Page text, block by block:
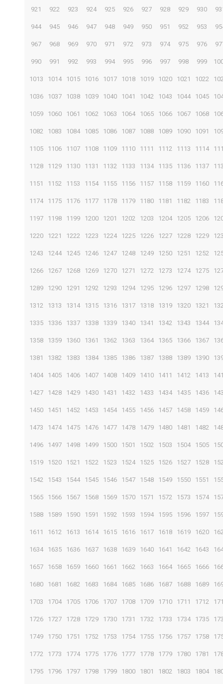
921 922 923 924 925 926 927 928 929 930
944 945 946 947 948 949 950 951 952 953
967 968 969 970 971 972 973 974 975 976
990 991 992 993 994 995 996 997 998 999
1013 1014 1015 1016 1017 1018 1019 1020 1021 1022
1036 1037 1038 1039 1040 1041 1042 1043 1044 1045
1059 1060 1061 1062 1063 1064 1065 1066 1067 1068
1082 1083 1084 1085 1086 1087 1088 1089 1090 1091
1105 1106 1107 1108 1109 1110 1111 1112 1113 1114
1128 1129 1130 1131 1132 1133 1134 1135 1136 1137
1151 1152 1153 1154 1155 1156 1157 1158 1159 1160
1174 1175 1176 1177 1178 1179 1180 1181 1182 1183
1197 1198 1199 1200 1201 1202 1203 1204 1205 1206
1220 1221 1222 1223 1224 1225 1226 1227 1228 1229
1243 1244 1245 1246 1247 1248 1249 1250 1251 1252
1266 1267 1268 1269 1270 1271 1272 1273 1274 1275
1289 1290 1291 1292 1293 1294 1295 1296 1297 1298
1312 1313 1314 1315 1316 1317 1318 1319 1320 1321
1335 1336 1337 1338 1339 1340 1341 1342 1343 1344
1358 1359 1360 1361 1362 1363 1364 1365 1366 1367
1381 1382 1383 1384 1385 1386 1387 1388 1389 1390
1404 1405 1406 1407 1408 1409 1410 1411 1412 1413
1427 1428 1429 1430 1431 1432 1433 1434 1435 1436
1450 1451 1452 1453 1454 1455 1456 1457 1458 1459
1473 1474 1475 1476 1477 1478 1479 1480 1481 1482
1496 1497 1498 1499 1500 1501 1502 1503 1504 1505
1519 1520 1521 1522 1523 1524 1525 1526 1527 1528
1542 1543 1544 1545 1546 1547 1548 1549 1550 1551
1565 1566 1567 1568 1569 1570 1571 1572 1573 1574
1588 1589 1590 1591 1592 1593 1594 1595 1596 1597
1611 1612 1613 1614 1615 1616 1617 1618 1619 1620
1634 1635 1636 1637 1638 1639 1640 1641 1642 1643
1657 1658 1659 1660 1661 1662 1663 1664 1665 1666
1680 1681 1682 1683 1684 1685 1686 1687 1688 1689
1703 1704 1705 1706 1707 1708 1709 1710 1711 1712
1726 1727 1728 1729 1730 1731 1732 1733 1734 1735
1749 1750 1751 1752 1753 1754 1755 1756 1757 1758
1772 1773 1774 1775 1776 1777 1778 1779 1780 1781
1795 1796 1797 1798 1799 1800 1801 1802 1803 1804